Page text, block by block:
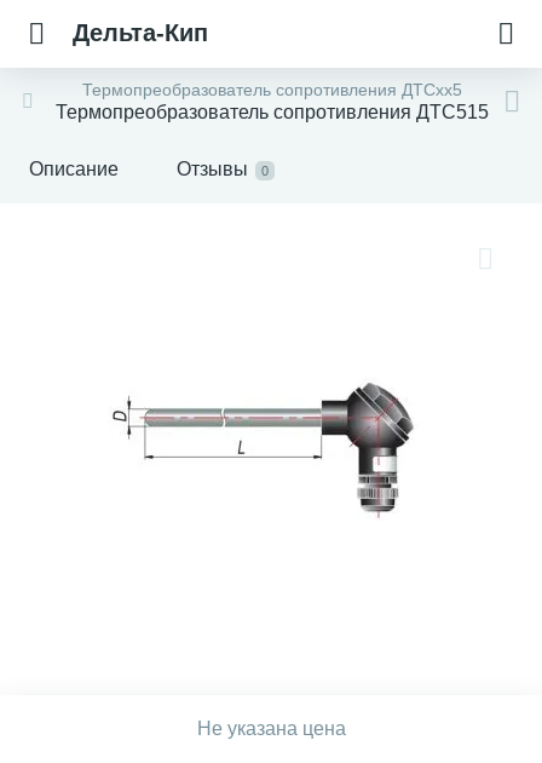
Дельта-Кип
Термопреобразователь сопротивления ДТCхх5
Термопреобразователь сопротивления ДТC515
Описание Отзывы 0
Не указана цена